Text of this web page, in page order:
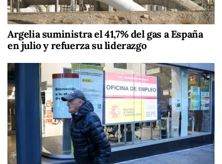
Argelia suministra el 41,7% del gas a España
en julio y refuerza su liderazgo